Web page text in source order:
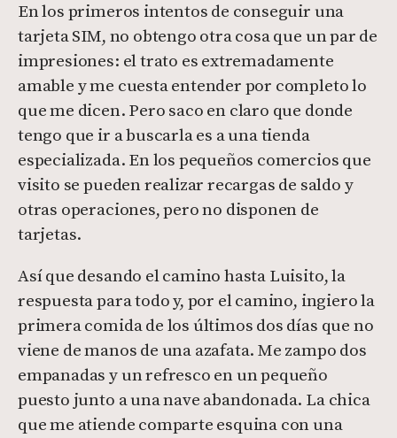
En los primeros intentos de conseguir una
tarjeta SIM, no obtengo otra cosa que un par de
impresiones: el trato es extremadamente
amable y me cuesta entender por completo lo
que me dicen. Pero saco en claro que donde
tengo que ir a buscarla es a una tienda
especializada. En los pequeños comercios que
visito se pueden realizar recargas de saldo y
otras operaciones, pero no disponen de
tarjetas.
Así que desando el camino hasta Luisito, la
respuesta para todo y, por el camino, ingiero la
primera comida de los últimos dos días que no
viene de manos de una azafata. Me zampo dos
empanadas y un refresco en un pequeño
puesto junto a una nave abandonada. La chica
que me atiende comparte esquina con una